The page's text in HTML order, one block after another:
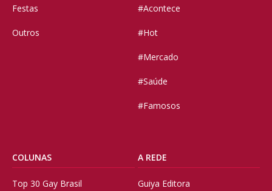
Festas
Outros
#Acontece
#Hot
#Mercado
#Saúde
#Famosos
COLUNAS
Top 30 Gay Brasil
A REDE
Guiya Editora